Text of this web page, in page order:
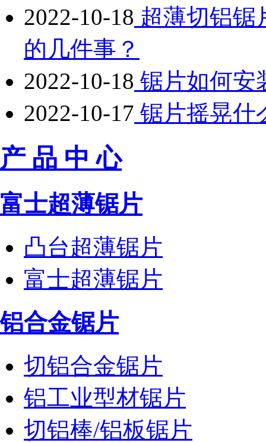
2022-10-18 超薄切铝锯
的几件事？
2022-10-18 锯片如何安
2022-10-17 锯片摇晃什
产 品 中 心
富士超薄锯片
凸台超薄锯片
富士超薄锯片
铝合金锯片
切铝合金锯片
铝工业型材锯片
切铝棒/铝板锯片